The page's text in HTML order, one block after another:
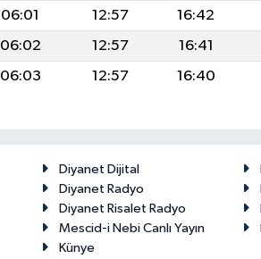
06:01 12:57 16:42
06:02 12:57 16:41
06:03 12:57 16:40
Diyanet Dijital
Diyanet Radyo
Diyanet Risalet Radyo
Mescid-i Nebi Canlı Yayın
Künye